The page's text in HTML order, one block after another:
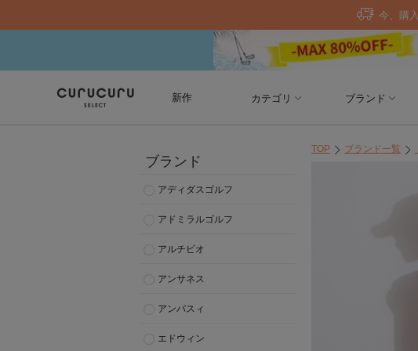
新作 カテゴリ ブランド
ブランド
アディダスゴルフ
アドミラルゴルフ
アルチビオ
アンサネス
アンパスィ
エドウィン
TOP ブランド一覧